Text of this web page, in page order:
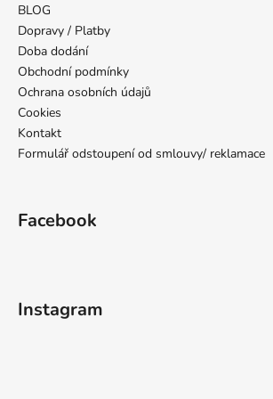
BLOG
Dopravy / Platby
Doba dodání
Obchodní podmínky
Ochrana osobních údajů
Cookies
Kontakt
Formulář odstoupení od smlouvy/ reklamace
Facebook
Instagram